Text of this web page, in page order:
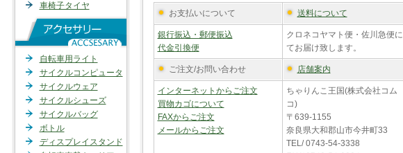
車椅子タイヤ
自転車用ライト
サイクルコンピュータ
サイクルウェア
サイクルシューズ
サイクルバッグ
ボトル
ディスプレイスタンド
お支払いについて 送料について
銀行振込・郵便振込
代金引換便
クロネコヤマト便・佐川急便に
てお届け致します。
ご注文/お問い合わせ 店舗案内
インターネットからご注文
買物カゴについて
FAXからご注文
メールからご注文
ちゃりんこ王国(株式会社コム
コ)
〒639-1155
奈良県大和郡山市今井町33
TEL/ 0743-54-3338